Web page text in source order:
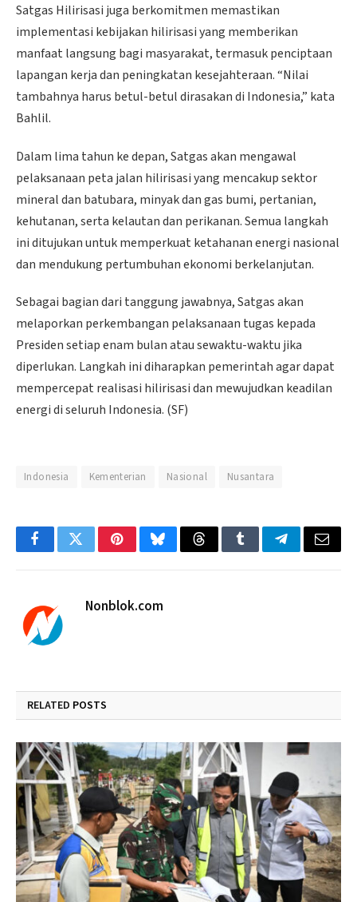
Satgas Hilirisasi juga berkomitmen memastikan
implementasi kebijakan hilirisasi yang memberikan
manfaat langsung bagi masyarakat, termasuk penciptaan
lapangan kerja dan peningkatan kesejahteraan. “Nilai
tambahnya harus betul-betul dirasakan di Indonesia,” kata
Bahlil.
Dalam lima tahun ke depan, Satgas akan mengawal
pelaksanaan peta jalan hilirisasi yang mencakup sektor
mineral dan batubara, minyak dan gas bumi, pertanian,
kehutanan, serta kelautan dan perikanan. Semua langkah
ini ditujukan untuk memperkuat ketahanan energi nasional
dan mendukung pertumbuhan ekonomi berkelanjutan.
Sebagai bagian dari tanggung jawabnya, Satgas akan
melaporkan perkembangan pelaksanaan tugas kepada
Presiden setiap enam bulan atau sewaktu-waktu jika
diperlukan. Langkah ini diharapkan pemerintah agar dapat
mempercepat realisasi hilirisasi dan mewujudkan keadilan
energi di seluruh Indonesia. (SF)
Indonesia Kementerian Nasional Nusantara
FacebookTwitterPinterestBlueskyThreadsTumblrTelegramEmail
Nonblok.com
RELATED POSTS